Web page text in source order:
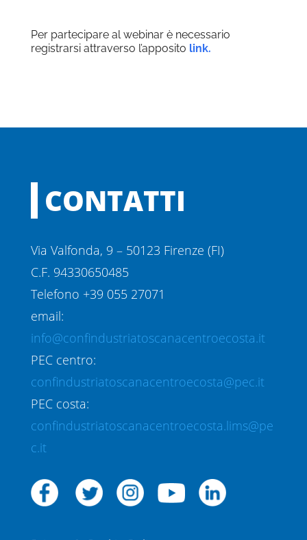
Per partecipare al webinar è necessario
registrarsi attraverso l’apposito link.
CONTATTI
Via Valfonda, 9 – 50123 Firenze (FI)
C.F. 94330650485
Telefono +39 055 27071
email:
info@confindustriatoscanacentroecosta.it
PEC centro:
confindustriatoscanacentroecosta@pec.it
PEC costa:
confindustriatoscanacentroecosta.lims@pe
c.it